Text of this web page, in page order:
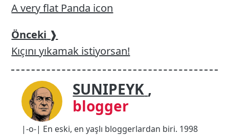
A very flat Panda icon
Önceki ❱
Kıçını yıkamak istiyorsan!
SUNIPEYK ,
blogger
|-o-| En eski, en yaşlı bloggerlardan biri. 1998